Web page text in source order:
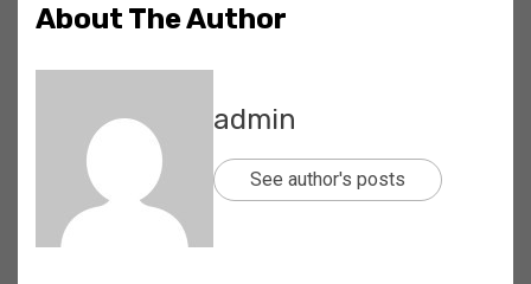
About The Author
admin
See author's posts